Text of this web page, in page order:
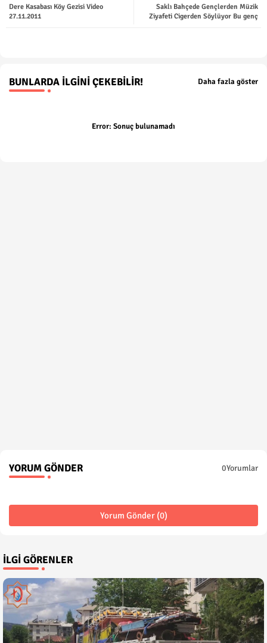
Saklı Bahçede Gençlerden Müzik
Ziyafeti Cigerden Söylüyor Bu genç
Dere Kasabası Köy Gezisi Video
27.11.2011
BUNLARDA İLGINI ÇEKEBILIR! Daha fazla göster
Error: Sonuç bulunamadı
YORUM GÖNDER 0Yorumlar
Yorum Gönder (0)
İLGI GÖRENLER